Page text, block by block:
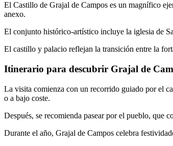
El Castillo de Grajal de Campos es un magnífico
anexo.
El conjunto histórico-artístico incluye la iglesia de
El castillo y palacio reflejan la transición entre la
Itinerario para descubrir Grajal de
La visita comienza con un recorrido guiado por el
o a bajo coste.
Después, se recomienda pasear por el pueblo, que
Durante el año, Grajal de Campos celebra